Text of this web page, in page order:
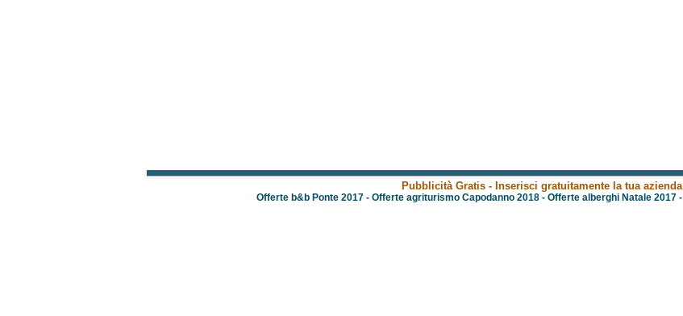
Pubblicità Gratis - Inserisci gratuitamente la tua azienda
Offerte b&b Ponte 2017 - Offerte agriturismo Capodanno 2018 - Offerte alberghi Natale 2017 -